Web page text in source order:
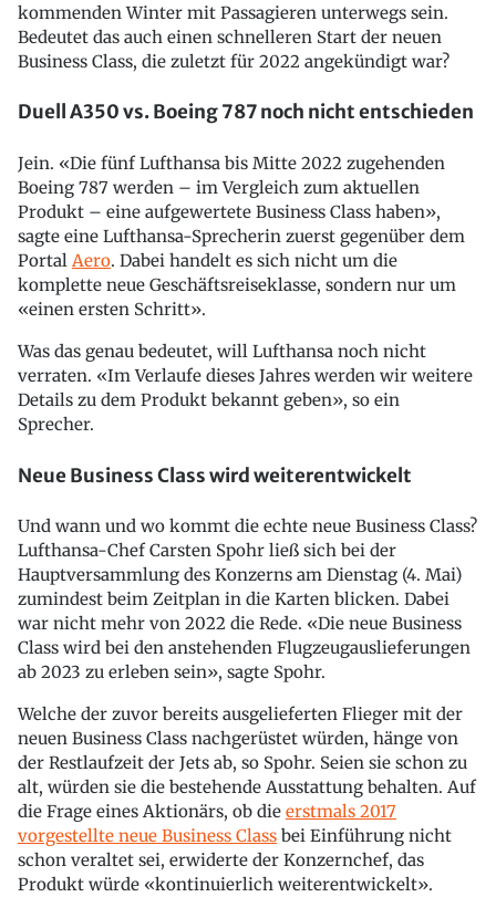
kommenden Winter mit Passagieren unterwegs sein.
Bedeutet das auch einen schnelleren Start der neuen
Business Class, die zuletzt für 2022 angekündigt war?
Duell A350 vs. Boeing 787 noch nicht entschieden
Jein. «Die fünf Lufthansa bis Mitte 2022 zugehenden
Boeing 787 werden – im Vergleich zum aktuellen
Produkt – eine aufgewertete Business Class haben»,
sagte eine Lufthansa-Sprecherin zuerst gegenüber dem
Portal Aero. Dabei handelt es sich nicht um die
komplette neue Geschäftsreiseklasse, sondern nur um
«einen ersten Schritt».
Was das genau bedeutet, will Lufthansa noch nicht
verraten. «Im Verlaufe dieses Jahres werden wir weitere
Details zu dem Produkt bekannt geben», so ein
Sprecher.
Neue Business Class wird weiterentwickelt
Und wann und wo kommt die echte neue Business Class?
Lufthansa-Chef Carsten Spohr ließ sich bei der
Hauptversammlung des Konzerns am Dienstag (4. Mai)
zumindest beim Zeitplan in die Karten blicken. Dabei
war nicht mehr von 2022 die Rede. «Die neue Business
Class wird bei den anstehenden Flugzeugauslieferungen
ab 2023 zu erleben sein», sagte Spohr.
Welche der zuvor bereits ausgelieferten Flieger mit der
neuen Business Class nachgerüstet würden, hänge von
der Restlaufzeit der Jets ab, so Spohr. Seien sie schon zu
alt, würden sie die bestehende Ausstattung behalten. Auf
die Frage eines Aktionärs, ob die erstmals 2017
vorgestellte neue Business Class bei Einführung nicht
schon veraltet sei, erwiderte der Konzernchef, das
Produkt würde «kontinuierlich weiterentwickelt».